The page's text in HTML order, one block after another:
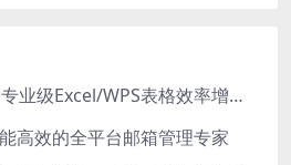
方方格子WPS版 – 专业级Excel/WPS表格效率增强插件
高效的全平台邮箱管理专家